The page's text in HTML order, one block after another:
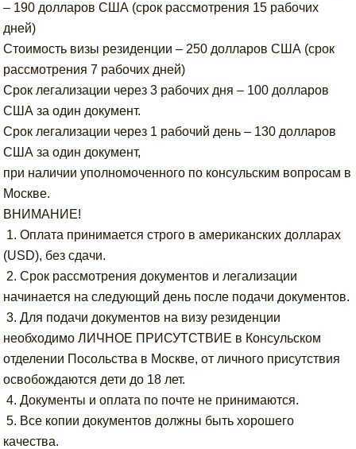
– 190 долларов США (срок рассмотрения 15 рабочих
дней)
Стоимость визы резиденции – 250 долларов США (срок
рассмотрения 7 рабочих дней)
Срок легализации через 3 рабочих дня – 100 долларов
США за один документ.
Срок легализации через 1 рабочий день – 130 долларов
США за один документ,
при наличии уполномоченного по консульским вопросам в
Москве.
ВНИМАНИЕ!
1. Оплата принимается строго в американских долларах
(USD), без сдачи.
2. Срок рассмотрения документов и легализации
начинается на следующий день после подачи документов.
3. Для подачи документов на визу резиденции
необходимо ЛИЧНОЕ ПРИСУТСТВИЕ в Консульском
отделении Посольства в Москве, от личного присутствия
освобождаются дети до 18 лет.
4. Документы и оплата по почте не принимаются.
5. Все копии документов должны быть хорошего
качества.